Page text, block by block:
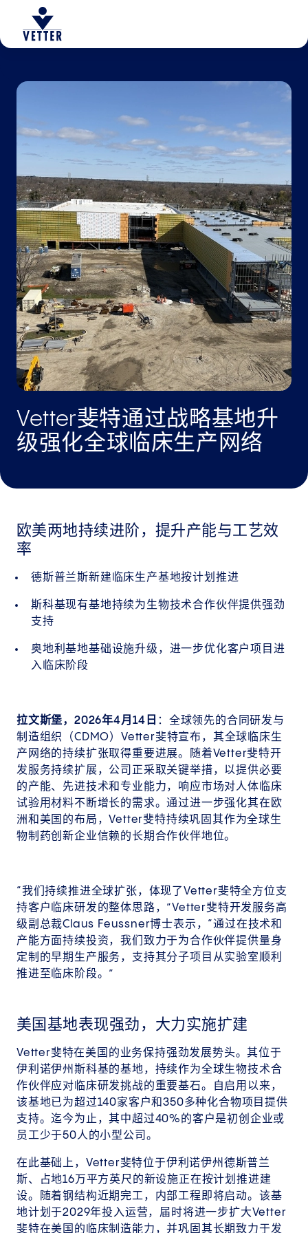
Vetter斐特通过战略基地升
级强化全球临床生产网络
欧美两地持续进阶，提升产能与工艺效
率
德斯普兰斯新建临床生产基地按计划推进
斯科基现有基地持续为生物技术合作伙伴提供强劲
支持
奥地利基地基础设施升级，进一步优化客户项目进
入临床阶段
拉文斯堡，2026年4月14日 ：全球领先的合同研发与
制造组织（CDMO）Vetter斐特宣布，其全球临床生
产网络的持续扩张取得重要进展。随着Vetter斐特开
发服务持续扩展，公司正采取关键举措，以提供必要
的产能、先进技术和专业能力，响应市场对人体临床
试验用材料不断增长的需求。通过进一步强化其在欧
洲和美国的布局，Vetter斐特持续巩固其作为全球生
物制药创新企业信赖的长期合作伙伴地位。
“我们持续推进全球扩张，体现了Vetter斐特全方位支
持客户临床研发的整体思路，”Vetter斐特开发服务高
级副总裁Claus Feussner博士表示，“通过在技术和
产能方面持续投资，我们致力于为合作伙伴提供量身
定制的早期生产服务，支持其分子项目从实验室顺利
推进至临床阶段。”
美国基地表现强劲，大力实施扩建
Vetter斐特在美国的业务保持强劲发展势头。其位于
伊利诺伊州斯科基的基地，持续作为全球生物技术合
作伙伴应对临床研发挑战的重要基石。自启用以来，
该基地已为超过140家客户和350多种化合物项目提供
支持。迄今为止，其中超过40%的客户是初创企业或
员工少于50人的小型公司。
在此基础上，Vetter斐特位于伊利诺伊州德斯普兰
斯、占地16万平方英尺的新设施正在按计划推进建
设。随着钢结构近期完工，内部工程即将启动。该基
地计划于2029年投入运营，届时将进一步扩大Vetter
斐特在美国的临床制造能力，并巩固其长期致力于发